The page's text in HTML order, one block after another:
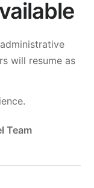
will resume as
Team